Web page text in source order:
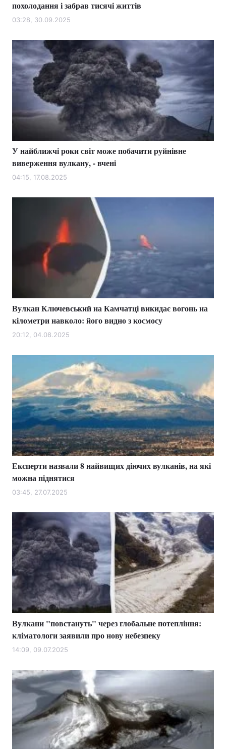
похолодання і забрав тисячі життів
03:28, 30.09.2025
У найближчі роки світ може побачити руйнівне
виверження вулкану, - вчені
04:15, 17.08.2025
Вулкан Ключевський на Камчатці викидає вогонь на
кілометри навколо: його видно з космосу
20:12, 04.08.2025
Експерти назвали 8 найвищих діючих вулканів, на які
можна піднятися
03:45, 27.07.2025
Вулкани "повстануть" через глобальне потепління:
кліматологи заявили про нову небезпеку
14:09, 09.07.2025